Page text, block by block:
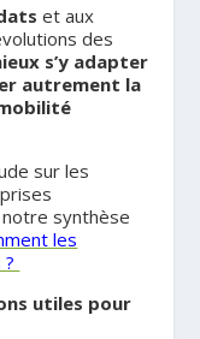
et aux
des
s’y adapter
autrement la
sur les
notre synthèse
les
utiles pour